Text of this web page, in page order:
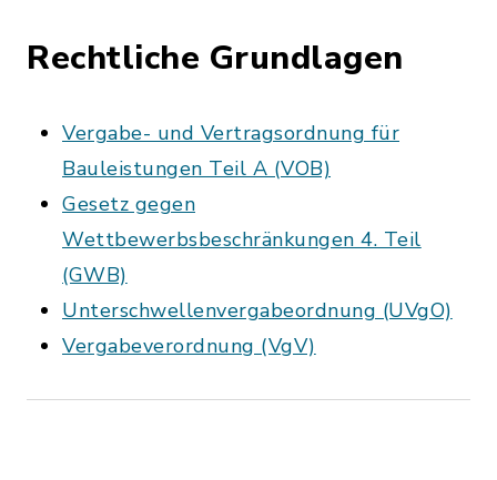
Rechtliche Grundlagen
Vergabe- und Vertragsordnung für
Bauleistungen Teil A (VOB)
Gesetz gegen
Wettbewerbsbeschränkungen 4. Teil
(GWB)
Unterschwellenvergabeordnung (UVgO)
Vergabeverordnung (VgV)